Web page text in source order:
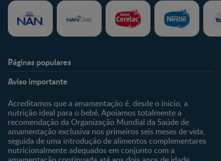
Páginas populares
Sobre Nós
Sobre o Clube
Clube Bebé Nestlé
Entrar/Registe-se
Comprar
Os nossos produtos
As nossas marcas
Aviso importante
Acreditamos que a amamentação é, desde o início, a
nutrição ideal para o bebé. Apoiamos totalmente a
recomendação da Organização Mundial da Saúde de
amamentação exclusiva nos primeiros seis meses de vida,
seguida de uma introdução de alimentos complementares
nutricionalmente adequados em conjunto com a